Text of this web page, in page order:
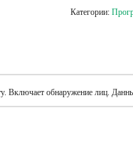
Категории:
Включает обнаружение лиц.